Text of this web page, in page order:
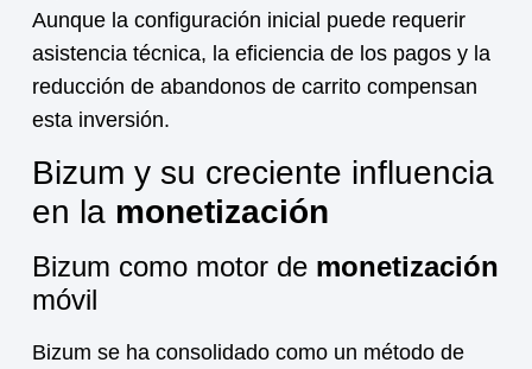
Aunque la configuración inicial puede requerir
asistencia técnica, la eficiencia de los pagos y la
reducción de abandonos de carrito compensan
esta inversión.
Bizum y su creciente influencia
en la monetización
Bizum como motor de monetización
móvil
Bizum se ha consolidado como un método de